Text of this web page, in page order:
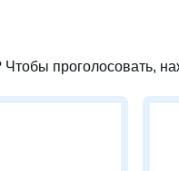
проголосовать,